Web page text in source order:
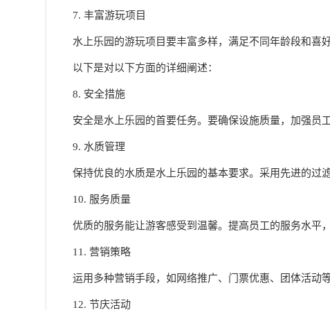
7. 丰富游玩项目
水上乐园的游玩项目要丰富多样，满足不同年龄段和喜
以下是对以下方面的详细阐述：
8. 安全措施
安全是水上乐园的首要任务。要确保设施质量，加强员
9. 水质管理
保持优良的水质是水上乐园的基本要求。采用先进的过
10. 服务质量
优质的服务能让游客感受到温馨。提高员工的服务水平
11. 营销策略
运用多种营销手段，如网络推广、门票优惠、团体活动
12. 节庆活动